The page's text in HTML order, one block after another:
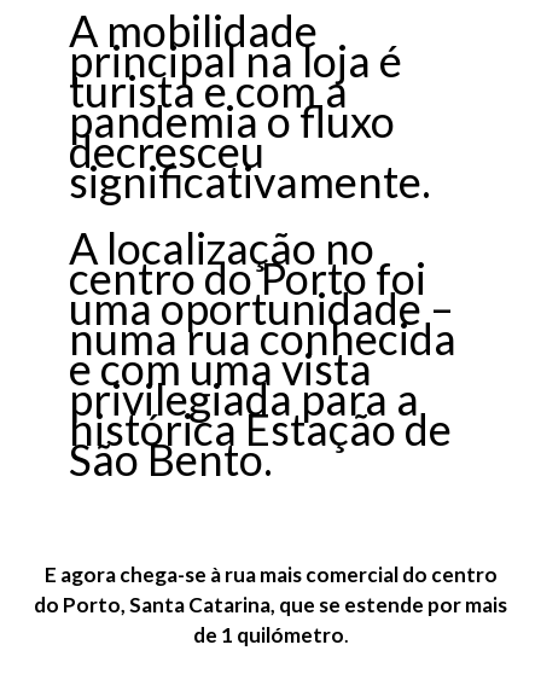
A mobilidade
principal na loja é
turista e com a
pandemia o fluxo
decresceu
significativamente.
A localização no
centro do Porto foi
uma oportunidade –
numa rua conhecida
e com uma vista
privilegiada para a
histórica Estação de
São Bento.
E agora chega-se à rua mais comercial do centro
do Porto, Santa Catarina, que se estende por mais
de 1 quilómetro.